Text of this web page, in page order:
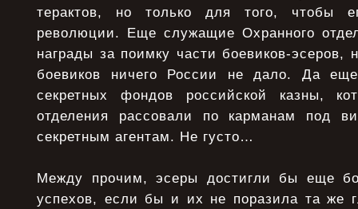
терактов, но только для того, чтобы
революции. Еще служащие Охранного
награды за поимку части боевиков-эсеров,
боевиков ничего России не дало. Да
секретных фондов российской казны,
отделения рассовали по карманам под
секретным агентам. Не густо…
Между прочим, эсеры достигли бы еще
успехов, если бы и их не поразила та же